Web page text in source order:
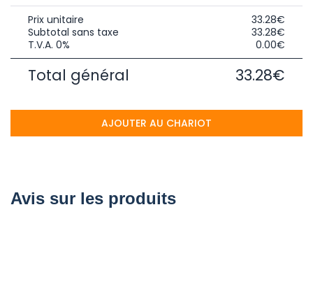
Avis sur les produits
Prix unitaire
33.28€
Subtotal sans taxe
33.28€
T.V.A. 0%
0.00€
Total général 33.28€
AJOUTER AU CHARIOT